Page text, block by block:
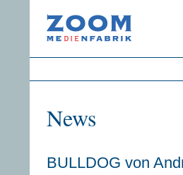
News
BULLDOG von